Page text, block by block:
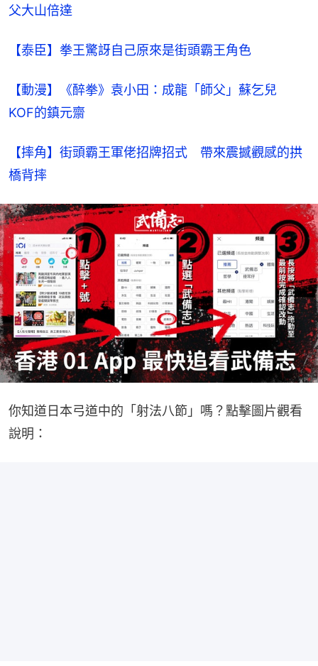
父大山倍達
【泰臣】拳王驚訝自己原來是街頭霸王角色
【動漫】《醉拳》袁小田：成龍「師父」蘇乞兒
KOF的鎮元齋
【摔角】街頭霸王軍佬招牌招式　帶來震撼觀感的拱
橋背摔
你知道日本弓道中的「射法八節」嗎？點擊圖片觀看
說明：